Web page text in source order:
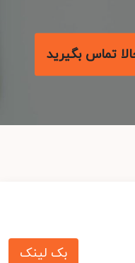
تماس بگیرید
بک لینک